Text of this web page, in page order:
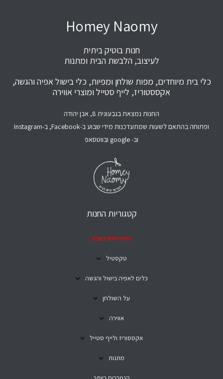
Homey Naomy
חנות בוטיק ביתית
לעיצוב, הלבשת הבית ומתנות
כלי בית מיוחדים, מפות שולחן ומפיות, כלי בישול אפיה והגשה,
אקססטוריז, לייף סטייל ומוצרי אווירה
החנות נמצאת בגבעונית 8, אבן יהודה
ופתוחה בהתאם לשעות שמתעדכנות מידי שבוע ב-Facebook, ב-Instagram
וב- google ובווטסאפ
קטגוריות החנות
מתחדשים באביב
טקסטיל
כלים לאפיה בישול והגשה
על השולחן
אווירה
אקססוריז ולייף סטייל
מתנות